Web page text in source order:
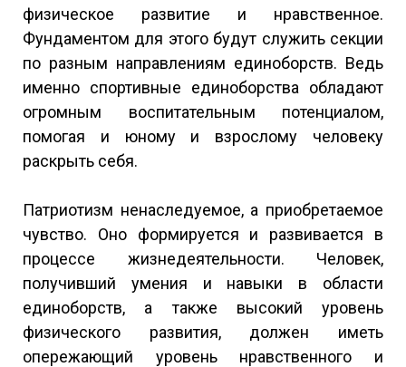
физическое развитие и нравственное.
Фундаментом для этого будут служить секции
по разным направлениям единоборств. Ведь
именно спортивные единоборства обладают
огромным воспитательным потенциалом,
помогая и юному и взрослому человеку
раскрыть себя.
Патриотизм ненаследуемое, а приобретаемое
чувство. Оно формируется и развивается в
процессе жизнедеятельности. Человек,
получивший умения и навыки в области
единоборств, а также высокий уровень
физического развития, должен иметь
опережающий уровень нравственного и